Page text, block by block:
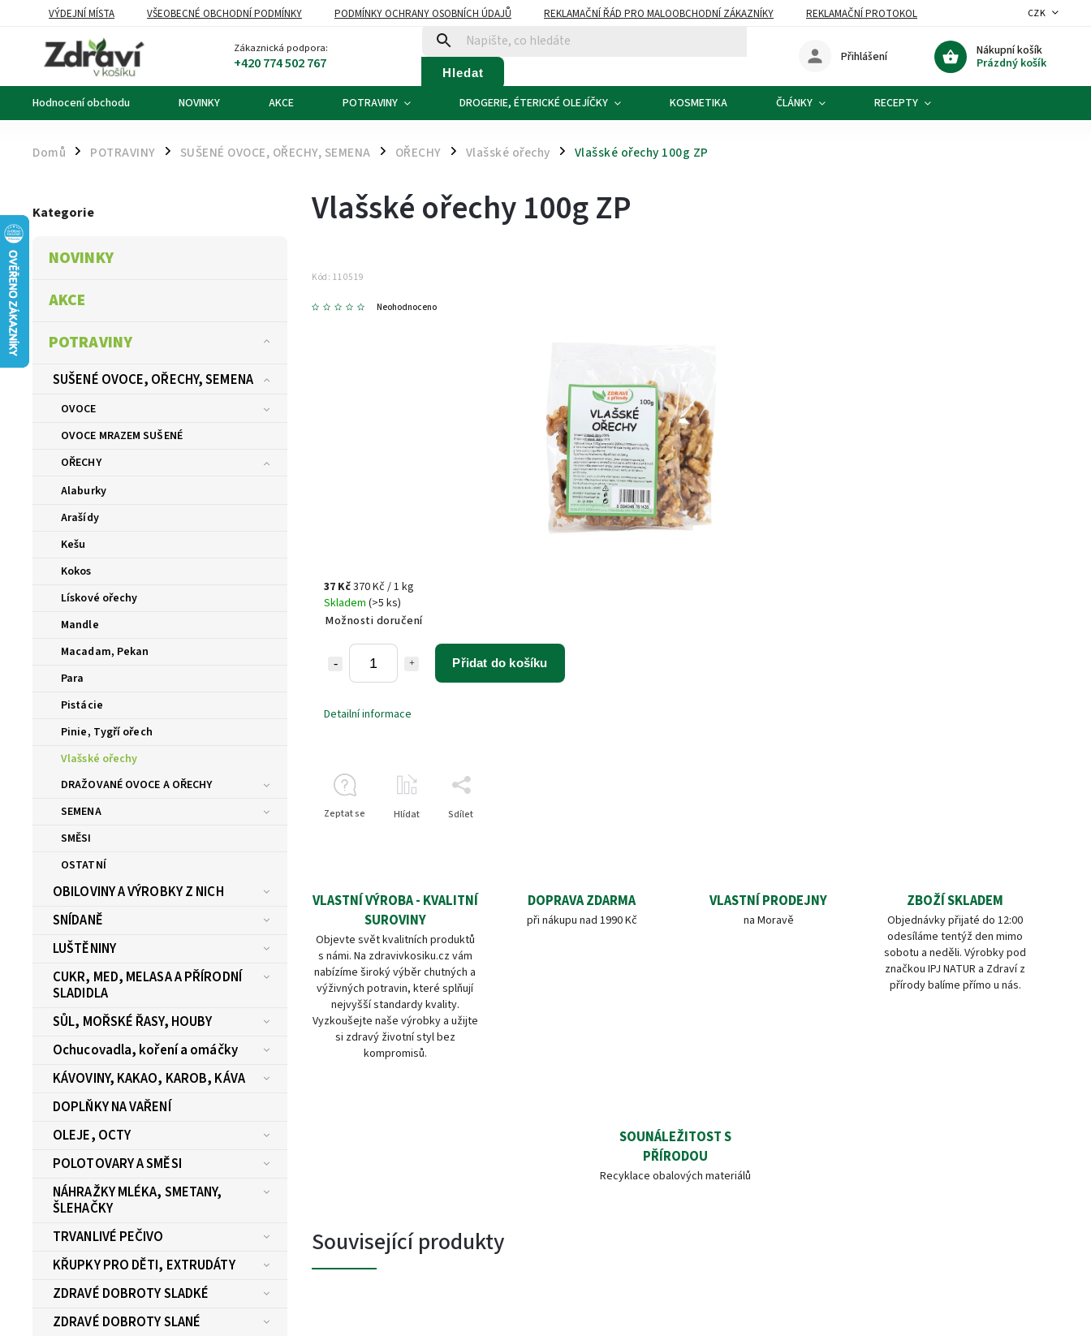
VÝDEJNÍ MÍSTA VŠEOBECNÉ OBCHODNÍ PODMÍNKY PODMÍNKY OCHRANY OSOBNÍCH ÚDAJŮ REKLAMAČNÍ ŘÁD PRO MALOOBCHODNÍ ZÁKAZNÍKY
REKLAMAČNÍ PROTOKOL
OZNÁMENÍ O ODSTOUPENÍ OD KUPNÍ SMLOUVY
KONTAKTY
CZK
Zákaznická podpora:
+420 774 502 767 Hledat
Nákupní košík
Prázdný košík
Přihlášení
Hodnocení obchodu NOVINKY AKCE POTRAVINY DROGERIE, ÉTERICKÉ OLEJÍČKY KOSMETIKA ČLÁNKY RECEPTY
Domů / POTRAVINY / SUŠENÉ OVOCE, OŘECHY, SEMENA / OŘECHY / Vlašské ořechy / Vlašské ořechy 100g ZP
Kategorie
NOVINKY
AKCE
POTRAVINY
SUŠENÉ OVOCE, OŘECHY, SEMENA
OVOCE
OVOCE MRAZEM SUŠENÉ
OŘECHY
Alaburky
Arašídy
Kešu
Kokos
Lískové ořechy
Mandle
Macadam, Pekan
Para
Pistácie
Pinie, Tygří ořech
Vlašské ořechy
DRAŽOVANÉ OVOCE A OŘECHY
SEMENA
SMĚSI
OSTATNÍ
OBILOVINY A VÝROBKY Z NICH
SNÍDANĚ
LUŠTĚNINY
CUKR, MED, MELASA A PŘÍRODNÍ
SLADIDLA
SŮL, MOŘSKÉ ŘASY, HOUBY
Ochucovadla, koření a omáčky
KÁVOVINY, KAKAO, KAROB, KÁVA
DOPLŇKY NA VAŘENÍ
OLEJE, OCTY
POLOTOVARY A SMĚSI
NÁHRAŽKY MLÉKA, SMETANY,
ŠLEHAČKY
TRVANLIVÉ PEČIVO
KŘUPKY PRO DĚTI, EXTRUDÁTY
ZDRAVÉ DOBROTY SLADKÉ
ZDRAVÉ DOBROTY SLANÉ
Vlašské ořechy 100g ZP
Kód: 110519
Neohodnoceno
37 Kč370 Kč / 1 kg
Skladem (>5 ks)
Možnosti doručení
Přidat do košíku
Detailní informace
Zeptat se Hlídat Sdílet
VLASTNÍ VÝROBA - KVALITNÍ
SUROVINY
Objevte svět kvalitních produktů
s námi. Na zdravivkosiku.cz vám
nabízíme široký výběr chutných a
výživných potravin, které splňují
nejvyšší standardy kvality.
Vyzkoušejte naše výrobky a užijte
si zdravý životní styl bez
kompromisů.
DOPRAVA ZDARMA
při nákupu nad 1990 Kč
VLASTNÍ PRODEJNY
na Moravě
ZBOŽÍ SKLADEM
Objednávky přijaté do 12:00
odesíláme tentýž den mimo
sobotu a neděli. Výrobky pod
značkou IPJ NATUR a Zdraví z
přírody balíme přímo u nás.
SOUNÁLEŽITOST S
PŘÍRODOU
Recyklace obalových materiálů
Související produkty